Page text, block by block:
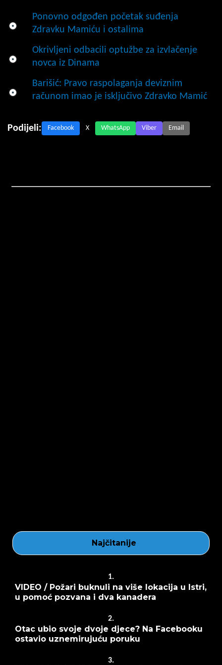
Ponovno odgođen početak suđenja
Zdravku Mamiću i ostalima
Okrivljeni odbacili optužbe za izvlačenje
novca iz Dinama
Barišić: Pravo raspolaganja deviznim
računom imao je isključivo Zdravko Mamić
Podijeli: Facebook X WhatsApp Viber Email
Najčitanije
1.
VIDEO / Požari buknuli na više lokacija u Istri,
u pomoć pozvana i dva kanadera
2.
Otac ubio svoje dvoje djece? Na Facebooku
ostavio uznemirujuću poruku
3.